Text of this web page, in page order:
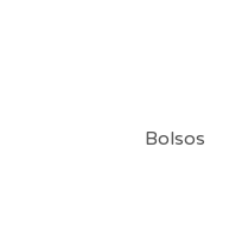
Bolsos